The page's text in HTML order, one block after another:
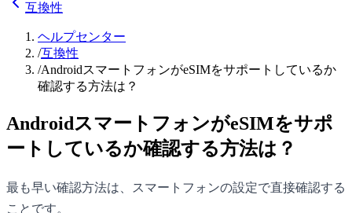
互換性
ヘルプセンター
/互換性
/AndroidスマートフォンがeSIMをサポートしているか
確認する方法は？
AndroidスマートフォンがeSIMをサポ
ートしているか確認する方法は？
最も早い確認方法は、スマートフォンの設定で直接確認する
ことです。